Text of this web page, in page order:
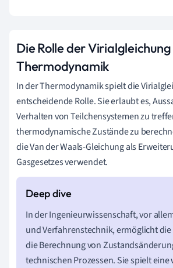
Die Rolle der
Thermodynamik
In der Thermodynamik spielt die
entscheidende Rolle. Sie erlaubt es,
Verhalten von Teilchensystemen zu
thermodynamische Zustände zu
die Van der Waals-Gleichung als
Gasgesetzes verwendet.
In der Ingenieurwissenschaft, vor
und Verfahrenstechnik, ermöglicht
die Berechnung von
technischen Prozessen. Sie spielt eine